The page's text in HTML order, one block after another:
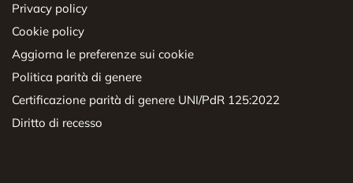
Privacy policy
Cookie policy
Aggiorna le preferenze sui cookie
Politica parità di genere
Certificazione parità di genere UNI/PdR 125:2022
Diritto di recesso